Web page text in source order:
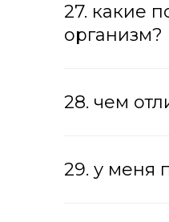
27. какие
организм?
28. чем
29. у меня